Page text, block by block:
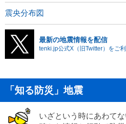
震央分布図
最新の地震情報を配信
tenki.jp公式X（旧Twitter）をご利
「知る防災」地震
いざという時にあわて